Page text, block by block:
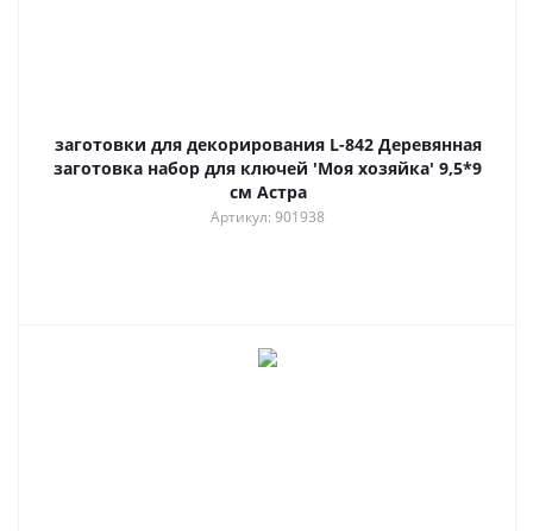
заготовки для декорирования L-842 Деревянная
заготовка набор для ключей 'Моя хозяйка' 9,5*9
см Астра
Артикул: 901938